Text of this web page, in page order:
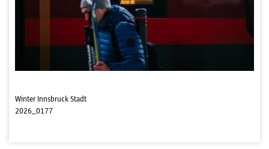
Winter Innsbruck Stadt
2026_0177